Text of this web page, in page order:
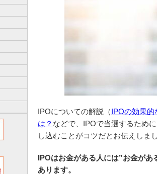
IPOについての解説（IPOの効果的
は？ などで、IPOで当選するため
し込むことがコツだとお伝えしまし
IPOはお金がある人には”お金が
あります。